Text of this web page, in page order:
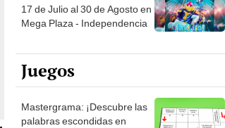
17 de Julio al 30 de Agosto en
Mega Plaza - Independencia
Juegos
Mastergrama: ¡Descubre las
palabras escondidas en